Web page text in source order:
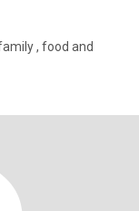
, food and